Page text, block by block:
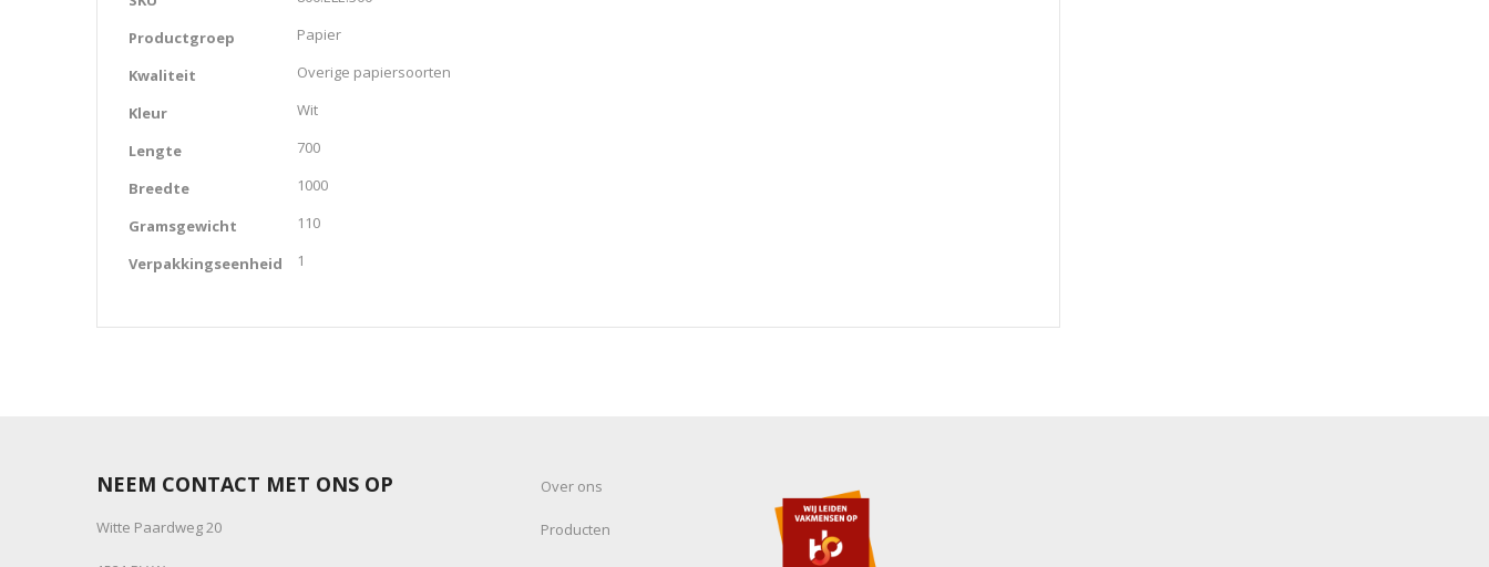
Productgroep Papier
Kwaliteit Overige papiersoorten
Kleur Wit
Lengte 700
Breedte 1000
Gramsgewicht 110
Verpakkingseenheid 1
NEEM CONTACT MET ONS OP
Witte Paardweg 20
Over ons
Producten